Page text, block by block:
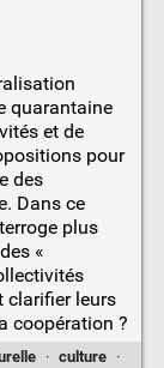
quarantaine
et de
pour
des
Dans ce
plus
«
clarifier leurs
coopération ?
· culture ·